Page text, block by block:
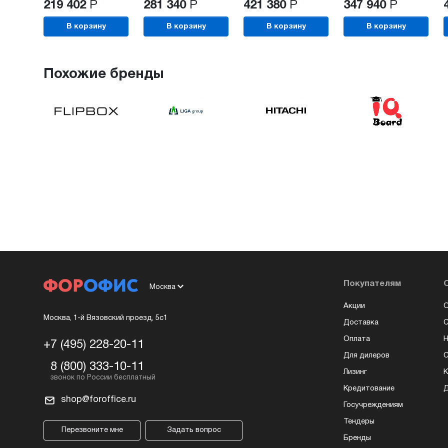
219 402 Р
В корзину
281 340 Р
В корзину
421 380 Р
В корзину
347 940 Р
В корзину
Похожие бренды
Москва
Москва, 1-й Вязовский проезд, 5с1
+7 (495) 228-20-11
8 (800) 333-10-11
shop@foroffice.ru
Перезвоните мне Задать вопрос
Покупателям
Акции
Доставка
Оплата
Для дилеров
Лизинг
Кредитование
Госучреждениям
Тендеры
Бренды